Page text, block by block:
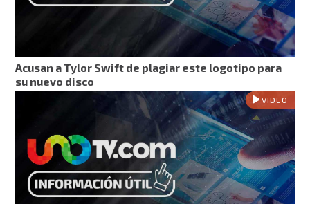
Acusan a Tylor Swift de plagiar este logotipo para
su nuevo disco
VIDEO